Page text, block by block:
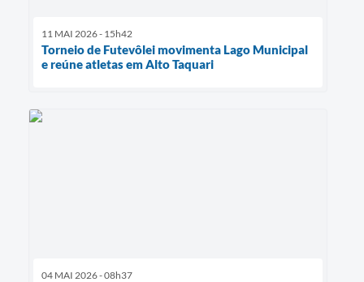
11 MAI 2026 - 15h42
Torneio de Futevôlei movimenta Lago Municipal
e reúne atletas em Alto Taquari
04 MAI 2026 - 08h37